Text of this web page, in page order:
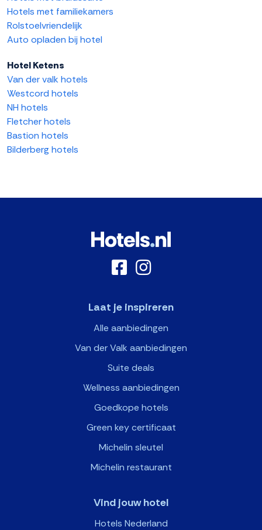
Hotels met familiekamers
Rolstoelvriendelijk
Auto opladen bij hotel
Hotel Ketens
Van der valk hotels
Westcord hotels
NH hotels
Fletcher hotels
Bastion hotels
Bilderberg hotels
Laat je inspireren
Alle aanbiedingen
Van der Valk aanbiedingen
Suite deals
Wellness aanbiedingen
Goedkope hotels
Green key certificaat
Michelin sleutel
Michelin restaurant
Vind jouw hotel
Hotels Nederland